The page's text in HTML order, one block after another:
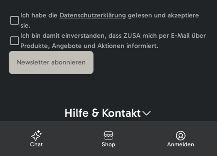
Ich habe die Datenschutzerklärunggelesen und akzeptiere
sie.
Ich bin damit einverstanden, dass ZUSA mich per E-Mail über
Produkte, Angebote und Aktionen informiert.
Newsletter abonnieren
Hilfe & Kontakt
Chat Shop Anmelden